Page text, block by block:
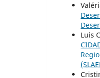
Luis